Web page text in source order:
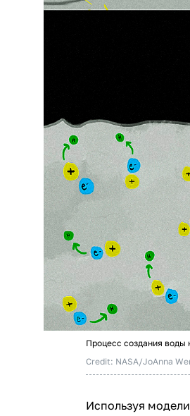
Процесс создания воды
Credit: NASA/JoAnna
Используя